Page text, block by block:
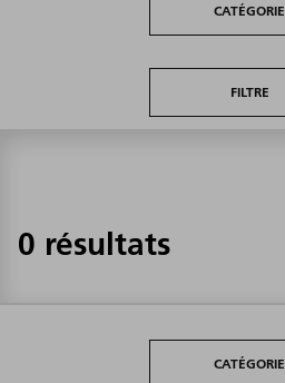
CATÉGORIE
FILTRE
0 résultats
CATÉGORIE